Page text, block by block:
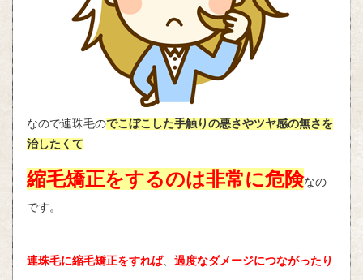
なので連珠毛のでこぼこした手触りの悪さやツヤ感の無さを
治したくて
縮毛矯正をするのは非常に危険なの
です。
連珠毛に縮毛矯正をすれば、 過度なダメージにつながったり